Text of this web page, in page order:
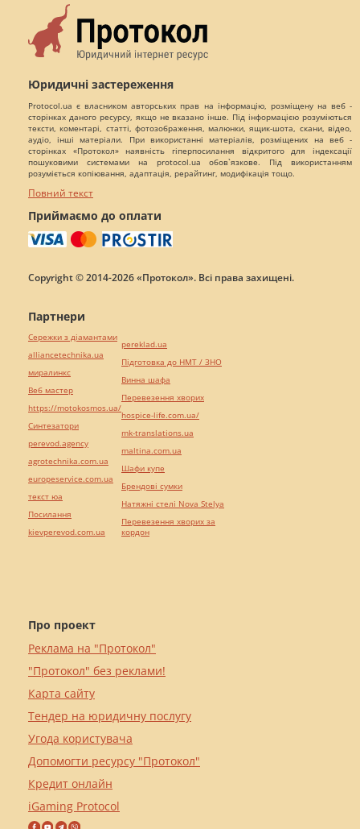
Юридичні застереження
Protocol.ua є власником авторських прав на інформацію, розміщену на веб -
сторінках даного ресурсу, якщо не вказано інше. Під інформацією розуміються
тексти, коментарі, статті, фотозображення, малюнки, ящик-шота, скани, відео,
аудіо, інші матеріали. При використанні матеріалів, розміщених на веб -
сторінках «Протокол» наявність гіперпосилання відкритого для індексації
пошуковими системами на protocol.ua обов`язкове. Під використанням
розуміється копіювання, адаптація, рерайтинг, модифікація тощо.
Повний текст
Приймаємо до оплати
Copyright © 2014-2026 «Протокол». Всі права захищені.
Про проект
Реклама на "Протокол"
"Протокол" без реклами!
Карта сайту
Тендер на юридичну послугу
Угода користувача
Допомогти ресурсу "Протокол"
Кредит онлайн
iGaming Protocol
Партнери
Сережки з діамантами
alliancetechnika.ua
миралинкс
Веб мастер
https://motokosmos.ua/
Синтезатори
perevod.agency
agrotechnika.com.ua
europeservice.com.ua
текст юа
Посилання
kievperevod.com.ua
pereklad.ua
Підготовка до НМТ / ЗНО
Винна шафа
Перевезення хворих
hospice-life.com.ua/
mk-translations.ua
maltina.com.ua
Шафи купе
Брендові сумки
Натяжні стелі Nova Stelya
Перевезення хворих за
кордон